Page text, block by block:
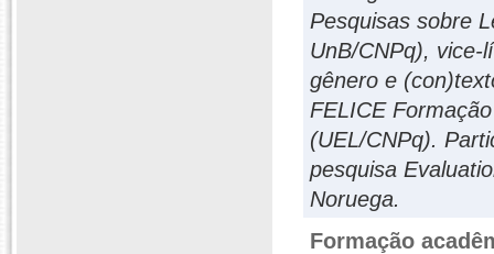
Pesquisas sobre
UnB/CNPq), vice-
gênero e
FELICE
(UEL/CNPq).
pesquisa
Noruega.
Formação